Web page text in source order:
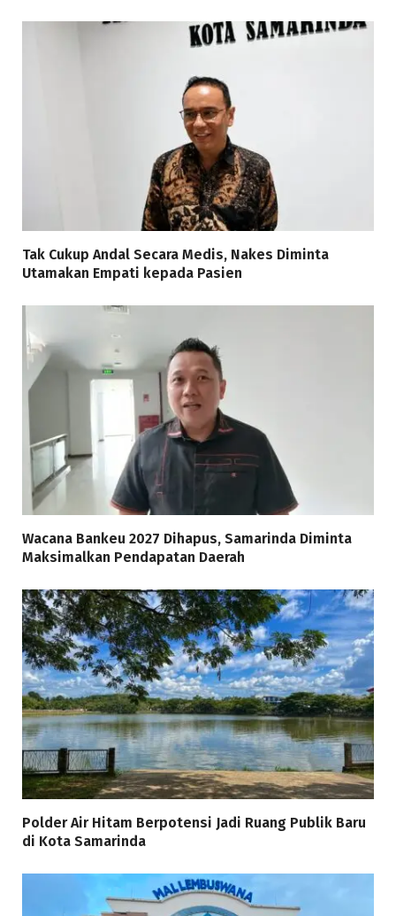
Tak Cukup Andal Secara Medis, Nakes Diminta
Utamakan Empati kepada Pasien
Wacana Bankeu 2027 Dihapus, Samarinda Diminta
Maksimalkan Pendapatan Daerah
Polder Air Hitam Berpotensi Jadi Ruang Publik Baru
di Kota Samarinda